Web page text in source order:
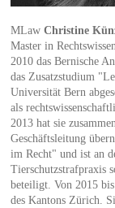
MLaw Christine
Master in
2010 das Bernische
das Zusatzstudium
Universität Bern
als
2013 hat sie
Geschäftsleitung
im Recht" und ist an
Tierschutzstrafpraxis
beteiligt. Von 2015
des Kantons Zürich.